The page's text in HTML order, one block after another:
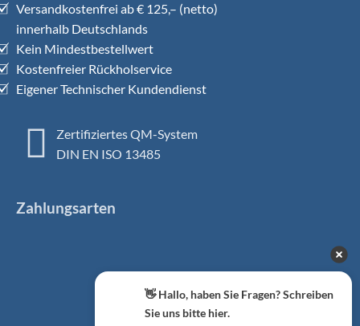
Versandkostenfrei ab € 125,– (netto)
innerhalb Deutschlands
Kein Mindestbestellwert
Kostenfreier Rückholservice
Eigener Technischer Kundendienst
Zertifiziertes QM-System
DIN EN ISO 13485
Zahlungsarten
👋 Hallo, haben Sie Fragen? Schreiben
Sie uns bitte hier.